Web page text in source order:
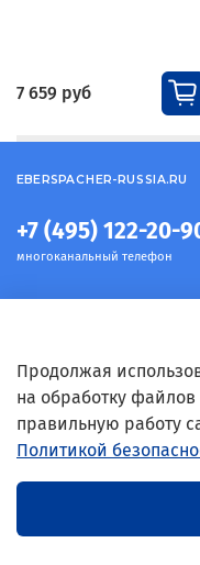
7 659 руб
Информация
Условия
+7 (495) 122-20-
многоканальный телефон
EBERSPACHER-RUSSIA.RU
Продолжая
на обработку
правильную работу
Политикой